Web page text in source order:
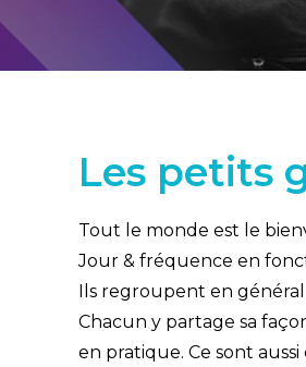
Les petits
Tout le monde est le
Jour & fréquence en
Ils regroupent en
Chacun y partage sa
en pratique. Ce sont